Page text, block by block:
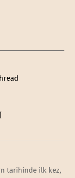
tarihinde ilk kez,